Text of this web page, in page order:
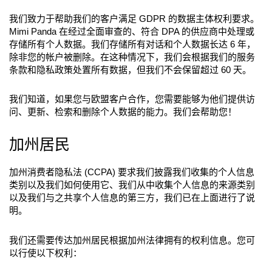
我们致力于帮助我们的客户满足 GDPR 的数据主体权利要求。
Mimi Panda 在经过全面审查的、符合 DPA 的供应商中处理或
存储所有个人数据。我们存储所有对话和个人数据长达 6 年，
除非您的帐户被删除。在这种情况下，我们会根据我们的服务
条款和隐私政策处置所有数据，但我们不会保留超过 60 天。
我们知道，如果您与欧盟客户合作，您需要能够为他们提供访
问、更新、检索和删除个人数据的能力。我们会帮助您！
加州居民
加州消费者隐私法 (CCPA) 要求我们披露我们收集的个人信息
类别以及我们如何使用它、我们从中收集个人信息的来源类别
以及我们与之共享个人信息的第三方，我们已在上面进行了说
明。
我们还需要传达加州居民根据加州法律拥有的权利信息。您可
以行使以下权利：